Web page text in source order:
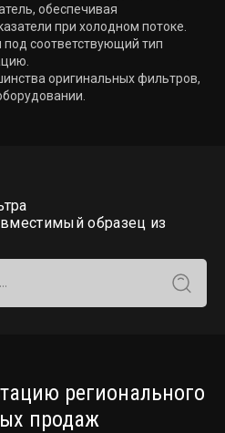
обеспечивая
при холодном потоке.
под соответствующий тип
оригинальных фильтров,
образец из
регионального
продаж